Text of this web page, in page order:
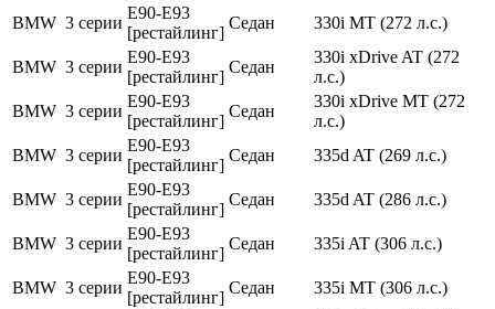
BMW 3 серии
E90-E93
[рестайлинг]
Седан 330i MT (272 л.с.)
BMW 3 серии
E90-E93
[рестайлинг]
Седан
330i xDrive AT (272
л.с.)
BMW 3 серии
E90-E93
[рестайлинг]
Седан
330i xDrive MT (272
л.с.)
BMW 3 серии
E90-E93
[рестайлинг]
Седан 335d AT (269 л.с.)
BMW 3 серии
E90-E93
[рестайлинг]
Седан 335d AT (286 л.с.)
BMW 3 серии
E90-E93
[рестайлинг]
Седан 335i AT (306 л.с.)
BMW 3 серии
E90-E93
[рестайлинг]
Седан 335i MT (306 л.с.)